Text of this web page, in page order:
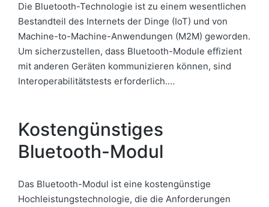
Die Bluetooth-Technologie ist zu einem wesentlichen
Bestandteil des Internets der Dinge (IoT) und von
Machine-to-Machine-Anwendungen (M2M) geworden.
Um sicherzustellen, dass Bluetooth-Module effizient
mit anderen Geräten kommunizieren können, sind
Interoperabilitätstests erforderlich.…
Kostengünstiges
Bluetooth-Modul
Das Bluetooth-Modul ist eine kostengünstige
Hochleistungstechnologie, die die Anforderungen